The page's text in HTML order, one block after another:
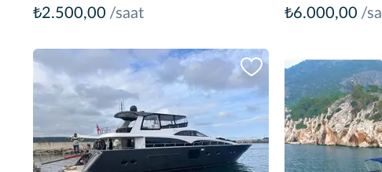
₺2.500,00 /saat ₺6.000,00 /